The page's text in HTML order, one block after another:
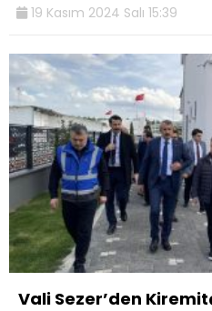
19 Kasım 2024 Salı 15:39
Vali Sezer’den